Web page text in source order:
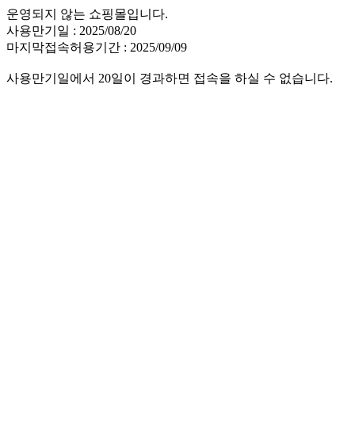
운영되지 않는 쇼핑몰입니다.
사용만기일 : 2025/08/20
마지막접속허용기간 : 2025/09/09
사용만기일에서 20일이 경과하면 접속을 하실 수 없습니다.